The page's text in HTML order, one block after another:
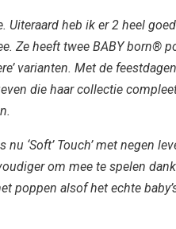
heb ik er 2 heel
Ze heeft twee BABY born®
varianten. Met de
die haar collectie
‘Soft’ Touch’ met negen
om mee te spelen
poppen alsof het echte